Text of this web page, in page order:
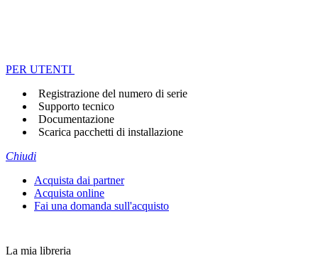
PER UTENTI
Registrazione del numero di serie
Supporto tecnico
Documentazione
Scarica pacchetti di installazione
Chiudi
Acquista dai partner
Acquista online
Fai una domanda sull'acquisto
La mia libreria